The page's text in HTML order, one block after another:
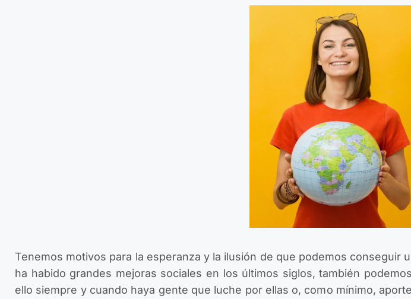
Tenemos motivos para la esperanza y la ilusión de que podemos conseguir
ha habido grandes mejoras sociales en los últimos siglos, también
ello siempre y cuando haya gente que luche por ellas o, como mínimo,